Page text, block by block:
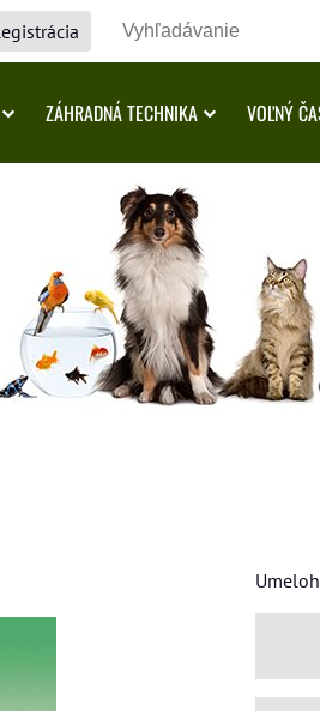
ZÁHRADNÁ TECHNIKA VOĽNÝ